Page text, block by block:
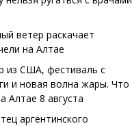
ветер раскачает
на Алтае
из США, фестиваль с
и новая волна жары. Что
Алтае 8 августа
аргентинского